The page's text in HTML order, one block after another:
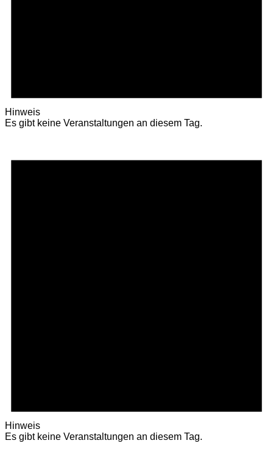
Hinweis
Es gibt keine Veranstaltungen an diesem Tag.
Hinweis
Es gibt keine Veranstaltungen an diesem Tag.